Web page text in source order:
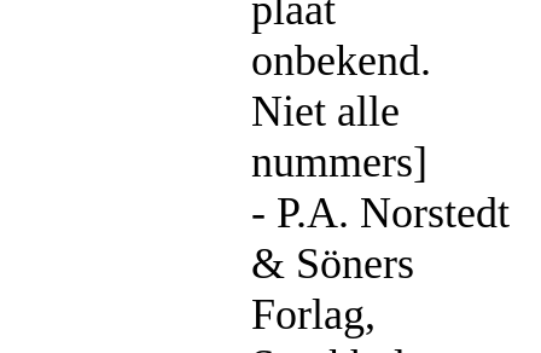
onbekend.
Niet alle
nummers]
- P.A. Norstedt
& Söners
Forlag,